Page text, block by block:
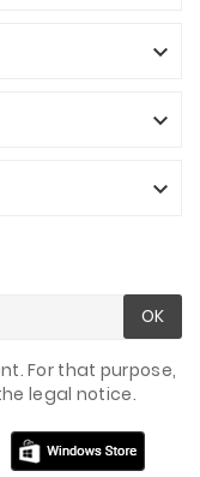



OK
For that purpose,
legal notice.